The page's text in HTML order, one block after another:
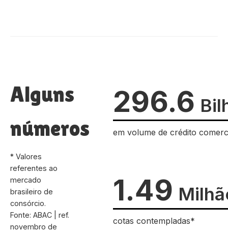
Alguns
números
* Valores
referentes ao
mercado
brasileiro de
consórcio.
Fonte: ABAC | ref.
novembro de
296.6
em volume de crédito
1.49
cotas contempladas*